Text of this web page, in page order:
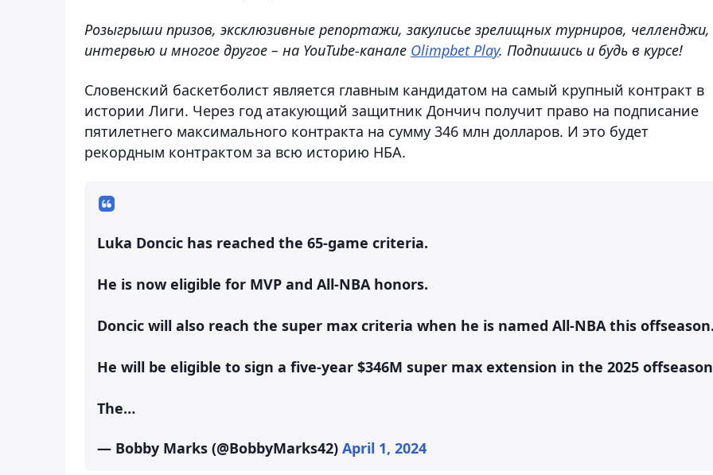
Розыгрыши призов, эксклюзивные репортажи, закулисье зрелищных турниров, челленджи,
интервью и многое другое – на YouTube-канале Olimpbet Play. Подпишись и будь в курсе!
Словенский баскетболист является главным кандидатом на самый крупный контракт в
истории Лиги. Через год атакующий защитник Дончич получит право на подписание
пятилетнего максимального контракта на сумму 346 млн долларов. И это будет
рекордным контрактом за всю историю НБА.
Luka Doncic has reached the 65-game criteria.
He is now eligible for MVP and All-NBA honors.
Doncic will also reach the super max criteria when he is named All-NBA this
He will be eligible to sign a five-year $346M super max extension in the 2025
The…
— Bobby Marks (@BobbyMarks42) April 1, 2024